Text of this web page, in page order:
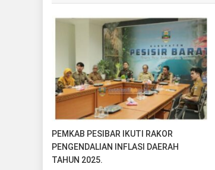
PEMKAB PESIBAR IKUTI RAKOR
PENGENDALIAN INFLASI DAERAH
TAHUN 2025.